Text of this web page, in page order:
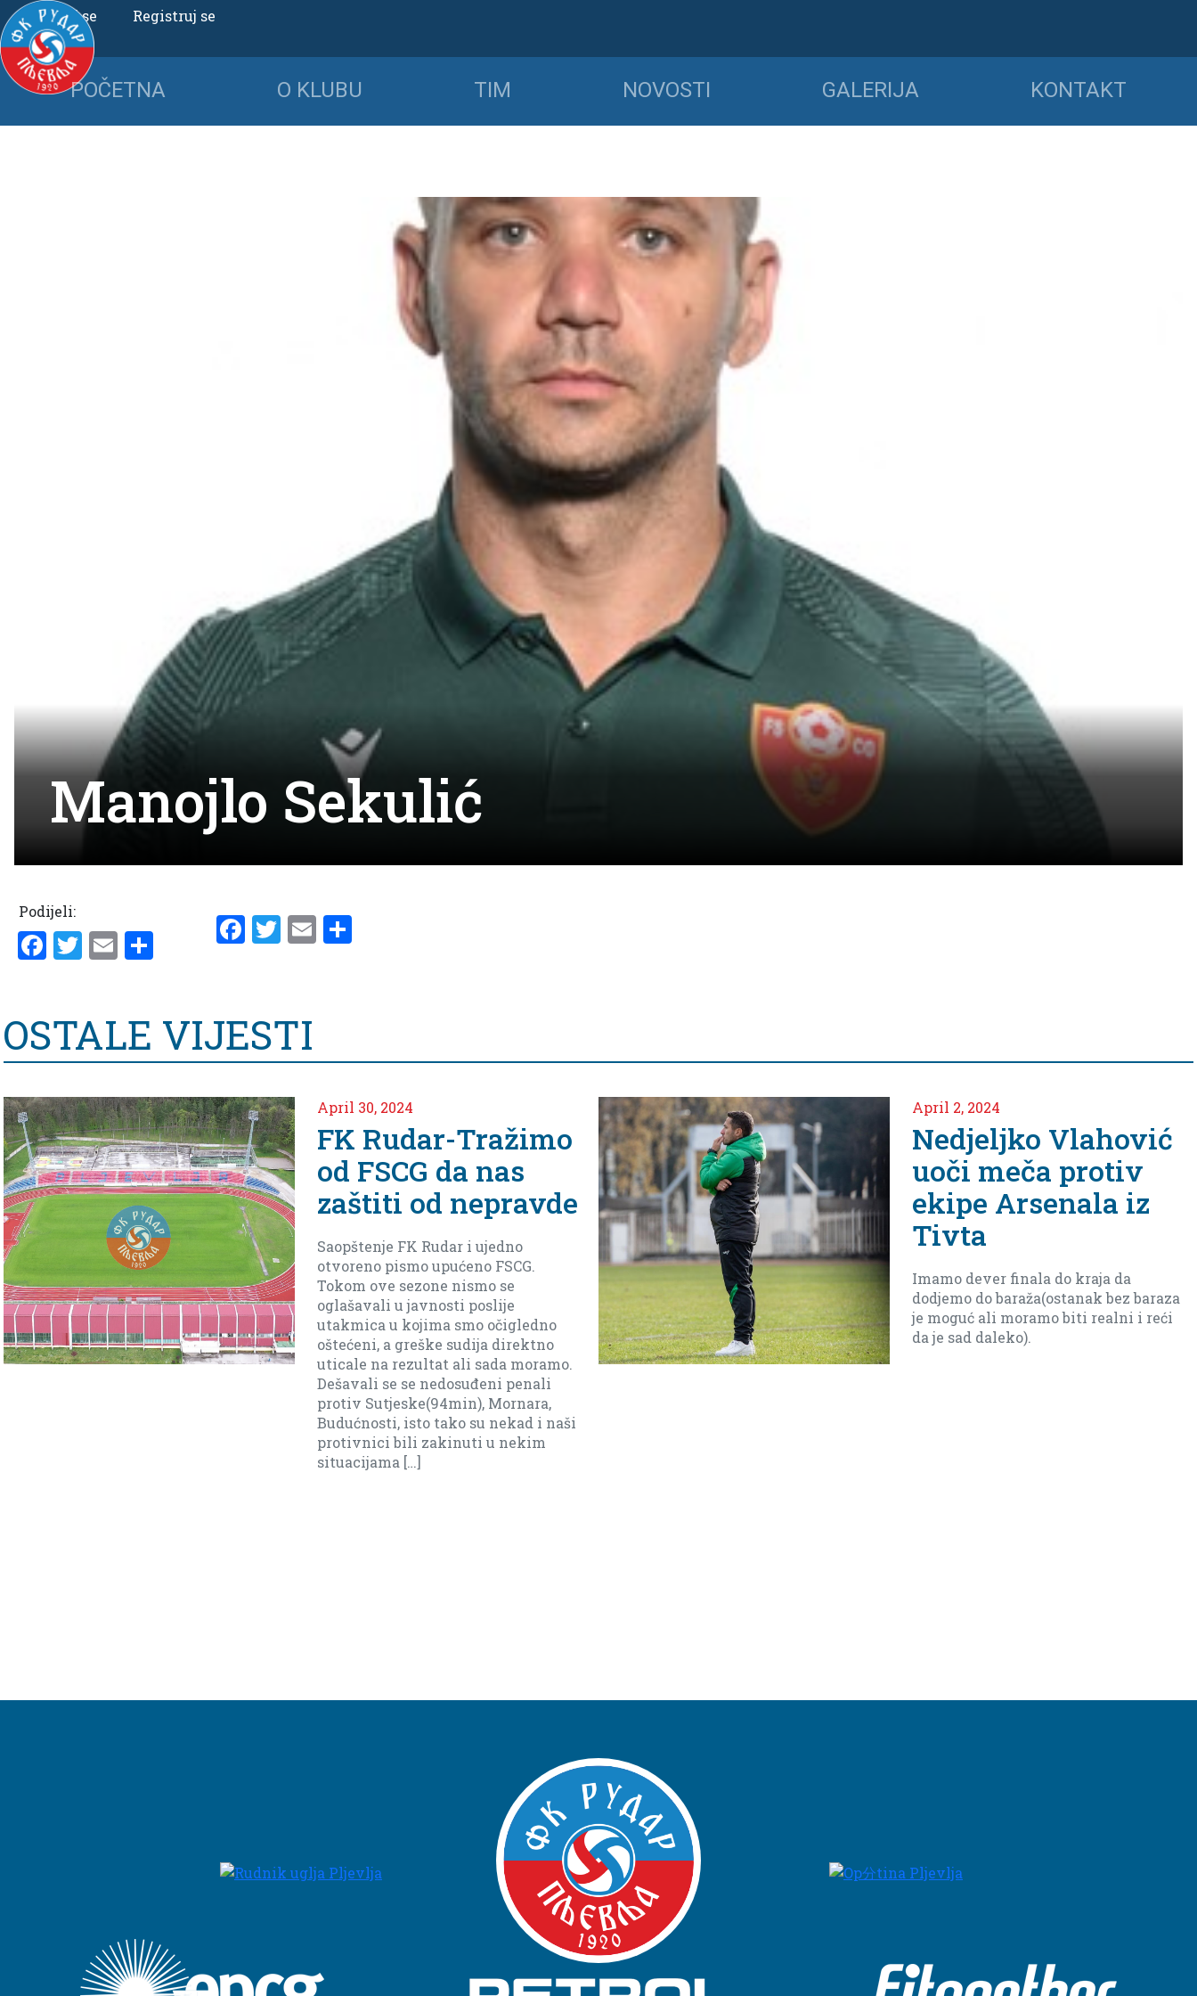
Uloguj se Registruj se
POČETNA O KLUBU TIM NOVOSTI GALERIJA KONTAKT
Manojlo Sekulić
Podijeli:
Facebook
Twitter
EmailShare Facebook
Twitter
EmailShare
OSTALE VIJESTI
April 30, 2024
FK Rudar-Tražimo
od FSCG da nas
zaštiti od nepravde
Saopštenje FK Rudar i ujedno
otvoreno pismo upućeno FSCG.
Tokom ove sezone nismo se
oglašavali u javnosti poslije
utakmica u kojima smo očigledno
oštećeni, a greške sudija direktno
uticale na rezultat ali sada moramo.
Budućnosti, isto tako su nekad i naši
April 2, 2024
Nedjeljko Vlahović
uoči meča protiv
ekipe Arsenala iz
Tivta
Imamo dever finala do kraja da
dodjemo do baraža(ostanak bez baraza
je moguć ali moramo biti realni i reći
da je sad daleko).